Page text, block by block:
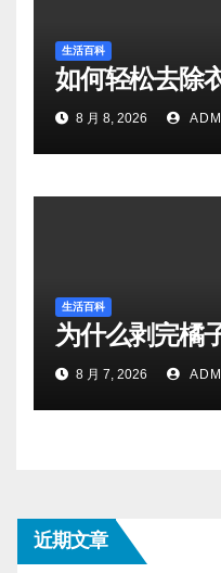
生活百科
如何轻松去除
8 月 8, 2026
生活百科
为什么剥完橘
8 月 7, 2026
近期文章